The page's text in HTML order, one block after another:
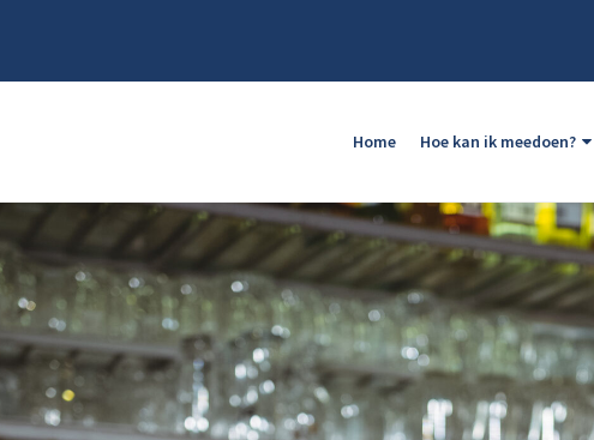
Home Hoe kan ik meedoen?